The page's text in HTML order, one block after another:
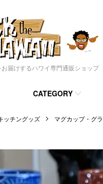
届けするハワイ専門通販ショッ
CATEGORY
ッチングッズ マグカップ・グ